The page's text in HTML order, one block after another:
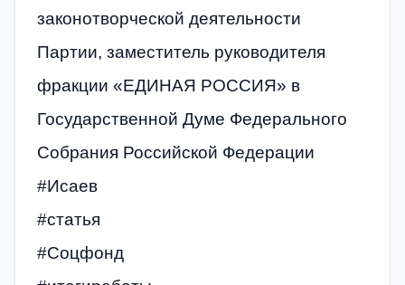
законотворческой деятельности
Партии, заместитель руководителя
фракции «ЕДИНАЯ РОССИЯ» в
Государственной Думе Федерального
Собрания Российской Федерации
#Исаев
#статья
#Соцфонд